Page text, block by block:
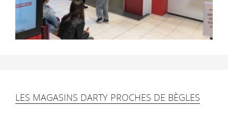
LES MAGASINS DARTY PROCHES DE BÈGLES